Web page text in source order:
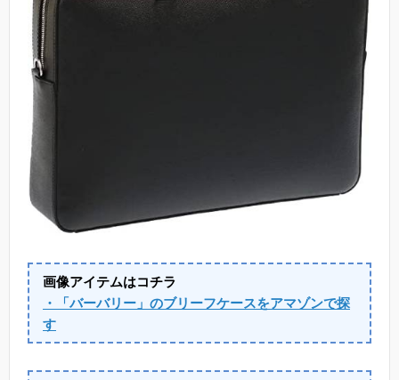
画像アイテムはコチラ
・「バーバリー」のブリーフケースをアマゾンで探
す